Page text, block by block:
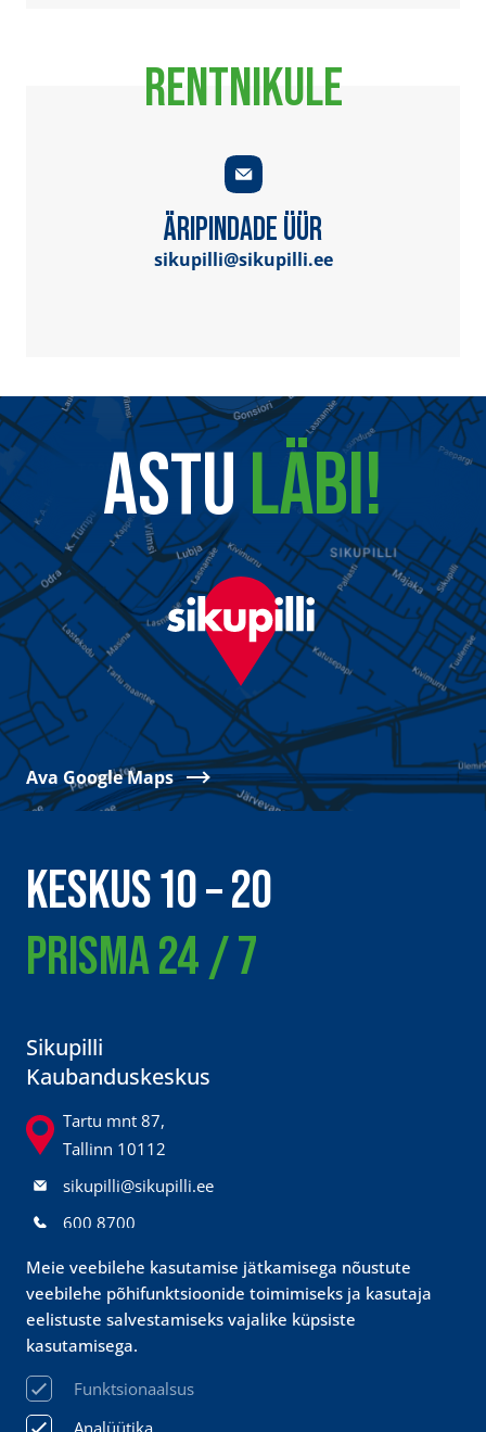
RENTNIKULE
ÄRIPINDADE ÜÜR
sikupilli@sikupilli.ee
ASTU LÄBI!
Ava Google Maps
KESKUS 10 – 20
PRISMA 24 / 7
Sikupilli
Kaubanduskeskus
Tartu mnt 87,
Tallinn 10112
sikupilli@sikupilli.ee
600 8700
@sikupillikeskus
Prisma
klienditeenindus
sikupilli@prismamarket.ee
Meie veebilehe kasutamise jätkamisega nõustute
veebilehe põhifunktsioonide toimimiseks ja kasutaja
eelistuste salvestamiseks vajalike küpsiste
kasutamisega.
Funktsionaalsus
Analüütika